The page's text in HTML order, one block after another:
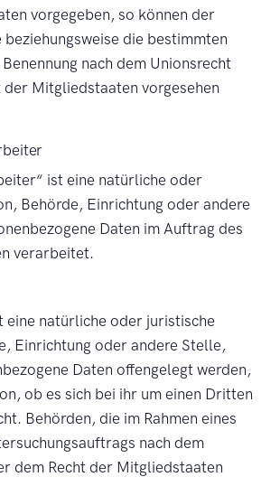
vorgegeben, so können der
die bestimmten
nach dem Unionsrecht
der Mitgliedstaaten vorgesehen
ist eine natürliche oder
Behörde, Einrichtung oder andere
Daten im Auftrag des
verarbeitet.
eine natürliche oder juristische
Einrichtung oder andere Stelle,
Daten offengelegt werden,
ob es sich bei ihr um einen Dritten
Behörden, die im Rahmen eines
nach dem
dem Recht der Mitgliedstaaten